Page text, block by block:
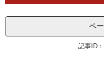
ペ
記事ID